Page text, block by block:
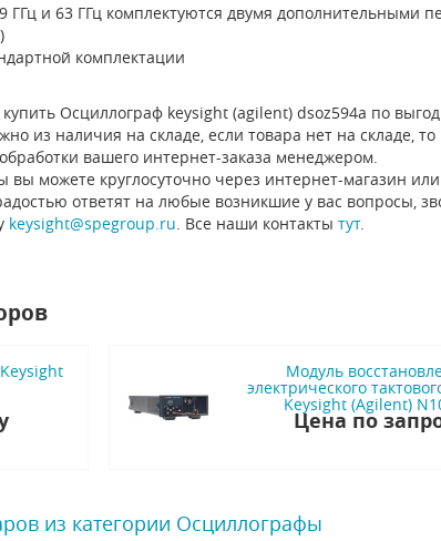
ГГц и 63 ГГц комплектуются двумя дополнительными
комплектации
Осциллограф keysight (agilent) dsoz594a по
из наличия на складе, если товара нет на складе,
вашего интернет-заказа менеджером.
можете круглосуточно через интернет-магазин
ответят на любые возникшие у вас вопросы,
keysight@spegroup.ru . Все наши контакты тут.
Модуль
электрического
Keysight (Agilent)
Цена по
из категории Осциллографы